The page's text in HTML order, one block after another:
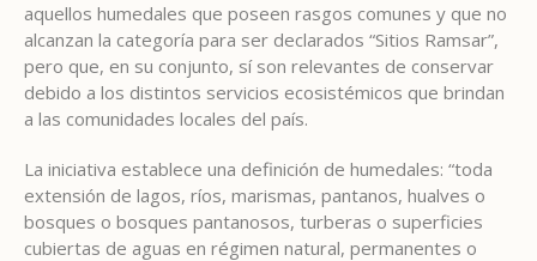
aquellos humedales que poseen rasgos comunes y que no
alcanzan la categoría para ser declarados “Sitios Ramsar”,
pero que, en su conjunto, sí son relevantes de conservar
debido a los distintos servicios ecosistémicos que brindan
a las comunidades locales del país.
La iniciativa establece una definición de humedales: “toda
extensión de lagos, ríos, marismas, pantanos, hualves o
bosques o bosques pantanosos, turberas o superficies
cubiertas de aguas en régimen natural, permanentes o